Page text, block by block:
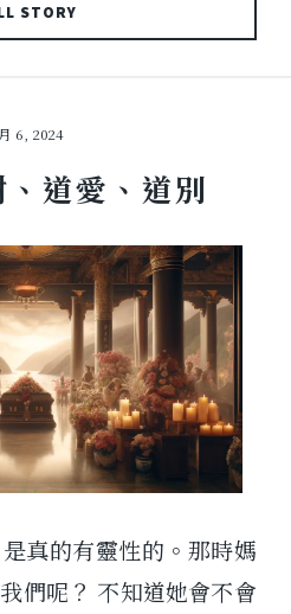
STORY
6, 2024
道愛、道別
真的有靈性的。那時媽
們呢？ 不知道她會不會